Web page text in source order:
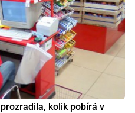
kolik pobírá v